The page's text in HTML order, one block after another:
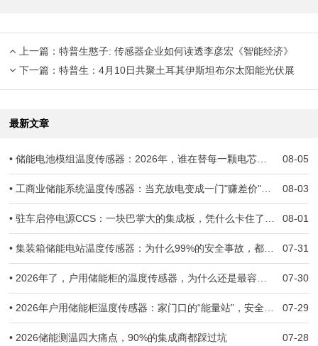
上一篇： 特普生憨子: 传感器企业如何读透李彦宏《智能经济》
下一篇： 特普生：4月10日共聚土耳其伊斯坦布尔太阳能光伏展
最新文章
08-05
• 储能电池模组温度传感器：2026年，谁在替每一颗电芯守住生死线？
08-03
• 工商业储能系统温度传感器：当充放电变成一门"赚差价"的生意，温度一旦失准，亏的就是真金白银
08-01
• 驻车启停电源CCS：一块巴掌大的集成板，凭什么卡住了几十万辆车子的交付？
07-31
• 集装箱储能电站温度传感器：为什么99%的安全事故，都跟温度监测失准有关
07-30
• 2026年了，户用储能柜的温度传感器，为什么还是最容易被忽视的那一环？
07-29
• 2026年户用储能柜温度传感器：家门口的“能量站”，安全防线守住了吗？
07-28
• 2026储能测温四大痛点，90%的集成商都踩过坑